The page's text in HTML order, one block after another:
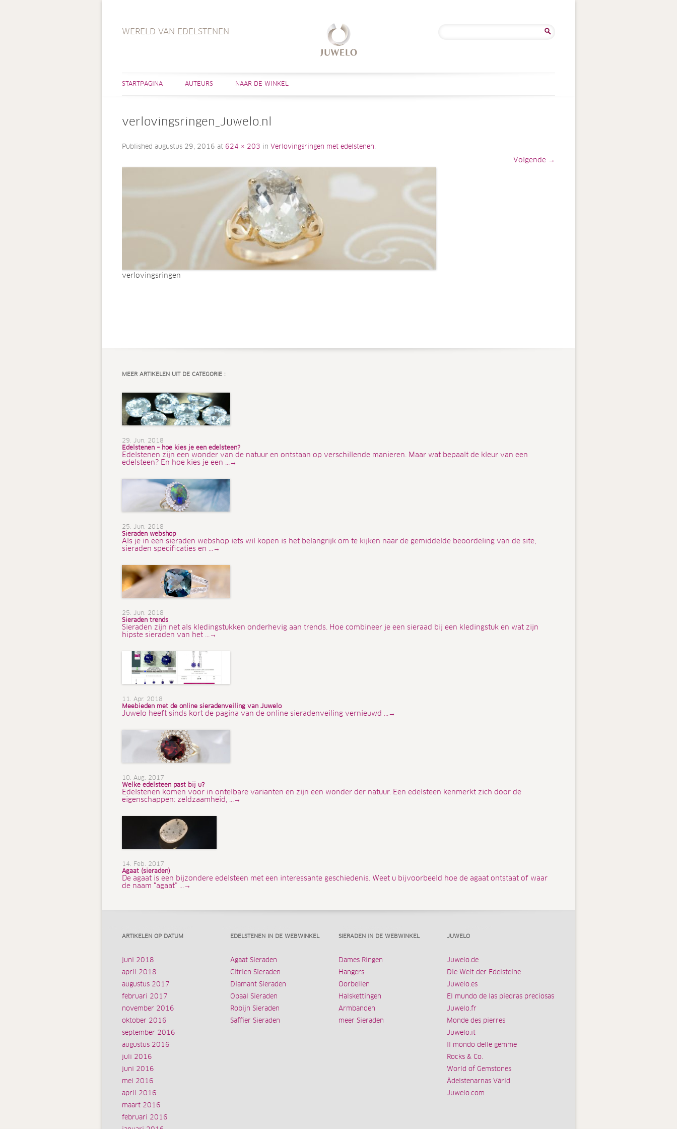
WERELD VAN EDELSTENEN
STARTPAGINA AUTEURS NAAR DE WINKEL
verlovingsringen_Juwelo.nl
Published augustus 29, 2016 at 624 × 203 in Verlovingsringen met edelstenen.
Volgende →
verlovingsringen
MEER ARTIKELEN UIT DE CATEGORIE :
29. Jun. 2018
Edelstenen – hoe kies je een edelsteen?
Edelstenen zijn een wonder van de natuur en ontstaan op verschillende manieren. Maar wat bepaalt de kleur van een
edelsteen? En hoe kies je een ...→
25. Jun. 2018
Sieraden webshop
Als je in een sieraden webshop iets wil kopen is het belangrijk om te kijken naar de gemiddelde beoordeling van de site,
sieraden specificaties en ...→
25. Jun. 2018
Sieraden trends
Sieraden zijn net als kledingstukken onderhevig aan trends. Hoe combineer je een sieraad bij een kledingstuk en wat zijn
hipste sieraden van het ...→
11. Apr. 2018
Meebieden met de online sieradenveiling van Juwelo
Juwelo heeft sinds kort de pagina van de online sieradenveiling vernieuwd ...→
10. Aug. 2017
Welke edelsteen past bij u?
Edelstenen komen voor in ontelbare varianten en zijn een wonder der natuur. Een edelsteen kenmerkt zich door de
eigenschappen: zeldzaamheid, ...→
14. Feb. 2017
Agaat (sieraden)
De agaat is een bijzondere edelsteen met een interessante geschiedenis. Weet u bijvoorbeeld hoe de agaat ontstaat of waar
de naam “agaat” ...→
ARTIKELEN OP DATUM
juni 2018
april 2018
augustus 2017
februari 2017
november 2016
oktober 2016
september 2016
augustus 2016
juli 2016
juni 2016
mei 2016
april 2016
maart 2016
februari 2016
EDELSTENEN IN DE WEBWINKEL
Agaat Sieraden
Citrien Sieraden
Diamant Sieraden
Opaal Sieraden
Robijn Sieraden
Saffier Sieraden
SIERADEN IN DE WEBWINKEL
Dames Ringen
Hangers
Oorbellen
Halskettingen
Armbanden
meer Sieraden
JUWELO
Juwelo.de
Die Welt der Edelsteine
Juwelo.es
El mundo de las piedras preciosas
Juwelo.fr
Monde des pierres
Juwelo.it
Il mondo delle gemme
Rocks & Co.
World of Gemstones
Ädelstenarnas Värld
Juwelo.com